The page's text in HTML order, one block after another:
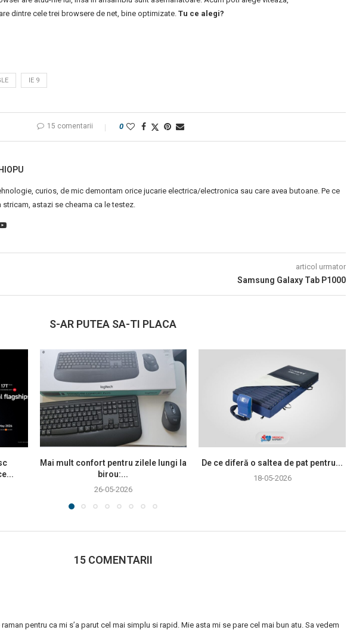
dintre cele trei browsere de net, bine optimizate. Tu ce alegi?
IE 9
15 comentarii 0
curios, de mic demontam orice jucarie electrica/electronica sau care avea butoane. Pe ce
stricam, astazi se cheama ca le testez.
articol urmator
Samsung Galaxy Tab P1000
S-AR PUTEA SA-TI PLACA
Mai mult confort pentru zilele lungi la
birou:...
26-05-2026
De ce diferă o saltea de pat pentru...
18-05-2026
15 COMENTARII
pentru ca mi s’a parut cel mai simplu si rapid. Mie asta mi se pare cel mai bun atu. Sa vedem